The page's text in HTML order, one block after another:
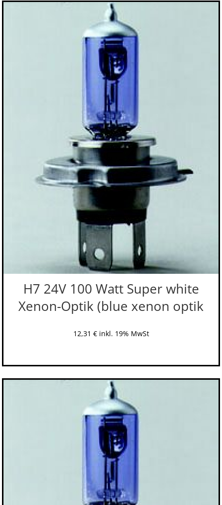
H7 24V 100 Watt Super white
Xenon-Optik (blue xenon optik
12,31 € inkl. 19% MwSt